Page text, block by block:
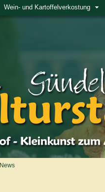
Wein- und Kartoffelverkostung
News